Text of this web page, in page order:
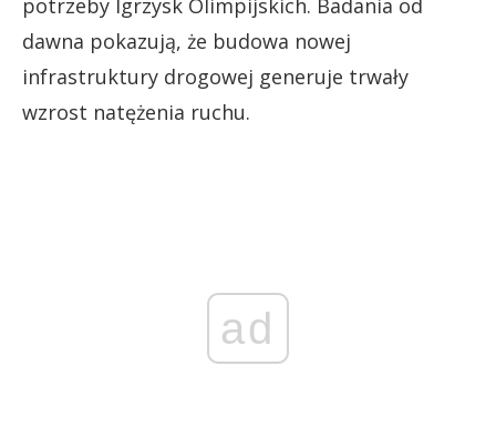
dawna pokazują, że budowa nowej
infrastruktury drogowej generuje trwały
wzrost natężenia ruchu.
ad